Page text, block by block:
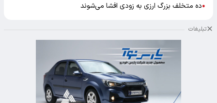
●ده متخلف بزرگ ارزی به زودی افشا می‌شوند
تبلیغات